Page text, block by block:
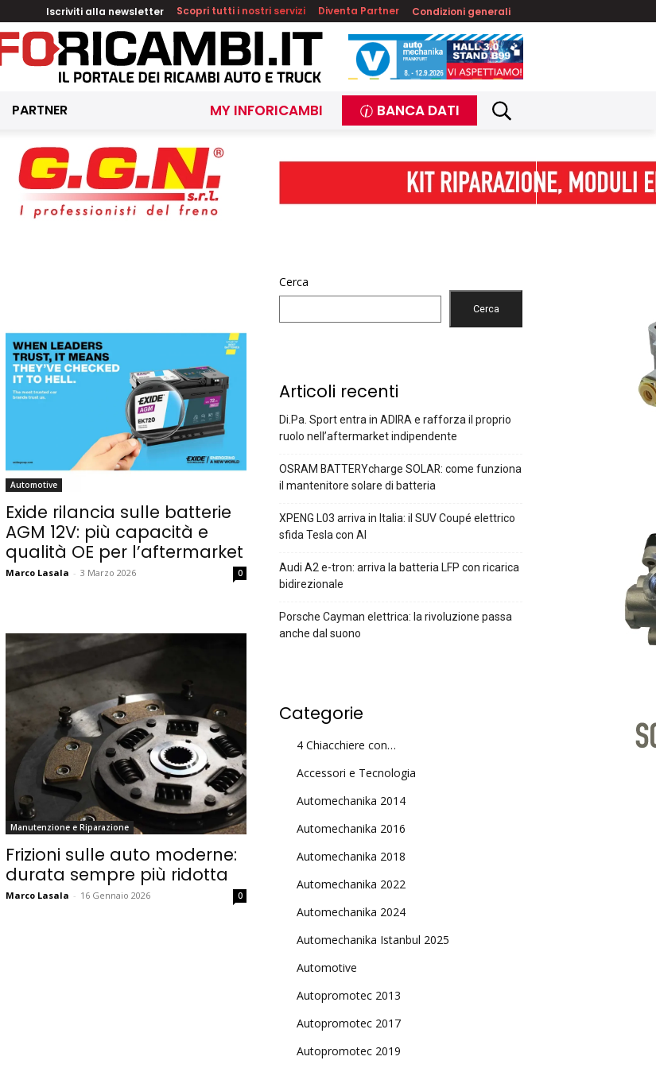
Iscriviti alla newsletter Scopri tutti i nostri servizi Diventa Partner Condizioni generali
PARTNER MY INFORICAMBI BANCA DATI
Automotive
Exide rilancia sulle batterie
AGM 12V: più capacità e
qualità OE per l’aftermarket
Marco Lasala - 3 Marzo 2026 0
Manutenzione e Riparazione
Frizioni sulle auto moderne:
durata sempre più ridotta
Marco Lasala - 16 Gennaio 2026 0
Cerca
Cerca
Articoli recenti
Di.Pa. Sport entra in ADIRA e rafforza il proprio
ruolo nell’aftermarket indipendente
OSRAM BATTERYcharge SOLAR: come funziona
il mantenitore solare di batteria
XPENG L03 arriva in Italia: il SUV Coupé elettrico
sfida Tesla con AI
Audi A2 e-tron: arriva la batteria LFP con ricarica
bidirezionale
Porsche Cayman elettrica: la rivoluzione passa
anche dal suono
Categorie
4 Chiacchiere con…
Accessori e Tecnologia
Automechanika 2014
Automechanika 2016
Automechanika 2018
Automechanika 2022
Automechanika 2024
Automechanika Istanbul 2025
Automotive
Autopromotec 2013
Autopromotec 2017
Autopromotec 2019